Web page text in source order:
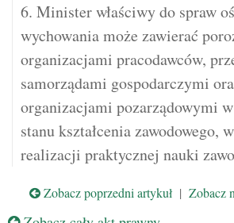
6. Minister właściwy do spraw
wychowania może zawierać
organizacjami pracodawców,
samorządami gospodarczymi
organizacjami pozarządowymi
stanu kształcenia zawodowego,
realizacji praktycznej nauki
Zobacz poprzedni artykuł | Zobacz